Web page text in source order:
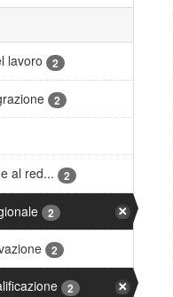
lavoro
2
2
al red... 2
2
2
2